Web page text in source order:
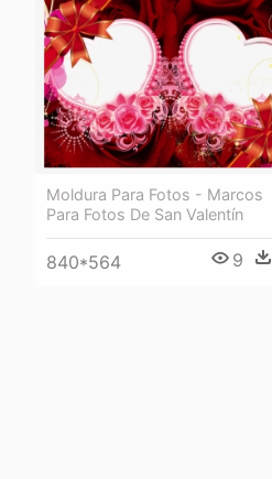
Moldura Para Fotos - Marcos
Para Fotos De San Valentín
840*564 9